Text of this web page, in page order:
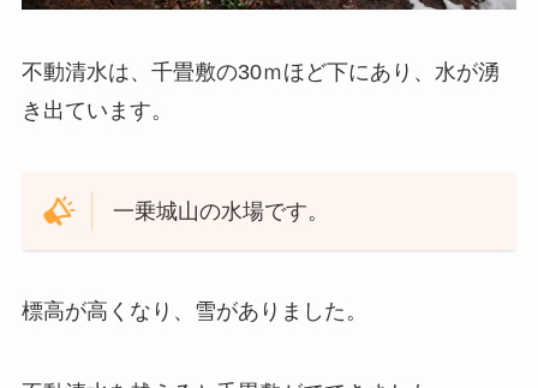
不動清水は、千畳敷の30ｍほど下にあり、水が湧
き出ています。
一乗城山の水場です。
標高が高くなり、雪がありました。